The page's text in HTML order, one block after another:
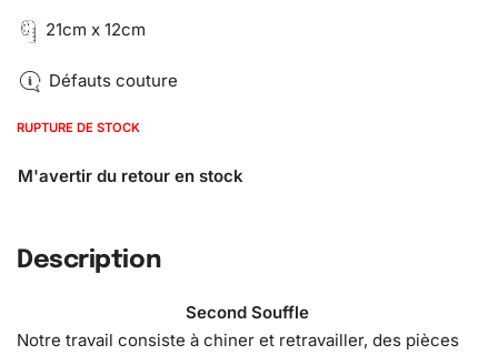
21cm x 12cm
Défauts couture
RUPTURE DE STOCK
Description
Second Souffle
Notre travail consiste à chiner et retravailler, des pièces